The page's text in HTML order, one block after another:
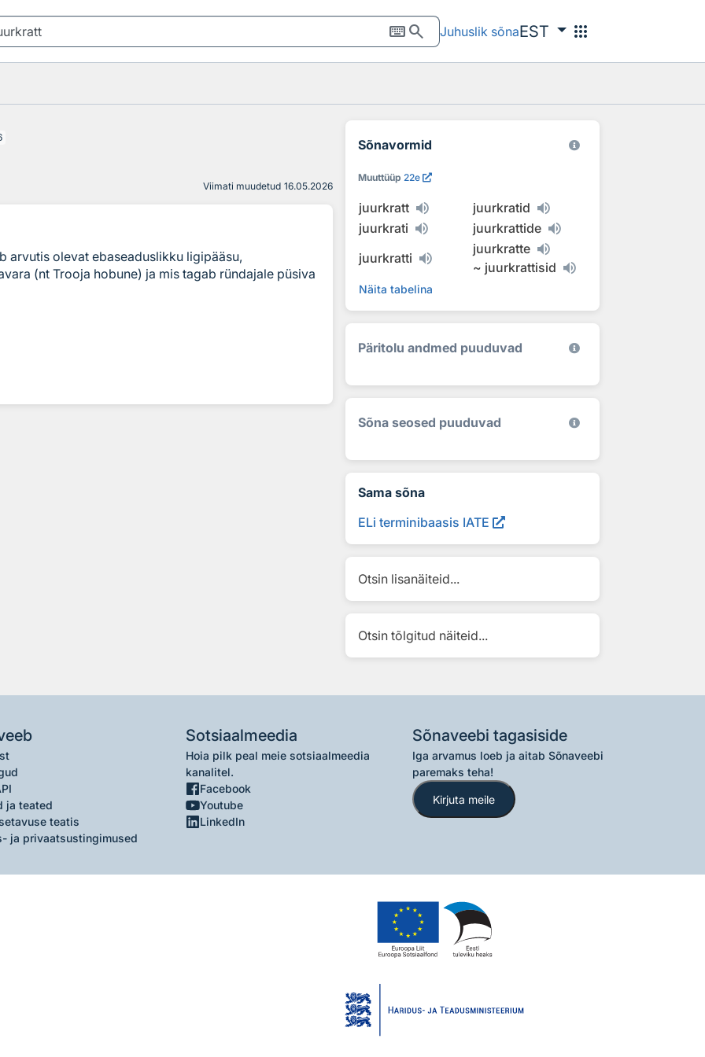
keyboardsearch Juhuslik sõnaEST apps
Viimati muudetud 16.05.2026
arvutis olevat ebaseaduslikku ligipääsu,
(nt Trooja hobune) ja mis tagab ründajale püsiva
Sõnavormid
Muuttüüp 22e
juurkratt
juurkratid
juurkrati
juurkrattide
juurkratti
juurkratte
~ juurkrattisid
Näita tabelina
Päritolu andmed puuduvad
Sõna seosed puuduvad
Sama sõna
ELi terminibaasis IATE
Otsin lisanäiteid...
Otsin tõlgitud näiteid...
ja teated
teatis
ja privaatsustingimused
Sotsiaalmeedia
Hoia pilk peal meie sotsiaalmeedia
kanalitel.
Facebook
Youtube
LinkedIn
Sõnaveebi tagasiside
Iga arvamus loeb ja aitab Sõnaveebi
paremaks teha!
Kirjuta meile